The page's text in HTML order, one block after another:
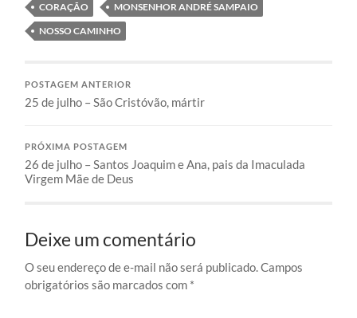
CORAÇÃO
MONSENHOR ANDRÉ SAMPAIO
NOSSO CAMINHO
POSTAGEM ANTERIOR
25 de julho – São Cristóvão, mártir
PRÓXIMA POSTAGEM
26 de julho – Santos Joaquim e Ana, pais da Imaculada
Virgem Mãe de Deus
Deixe um comentário
O seu endereço de e-mail não será publicado.Campos
obrigatórios são marcados com *